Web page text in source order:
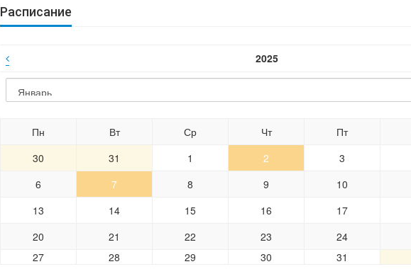
Расписание
2025
Пн Вт Ср Чт Пт
30
31 1 2 3
6
7 8 9 10
13
14 15 16 17
20
21 22 23 24
27
28 29 30 31